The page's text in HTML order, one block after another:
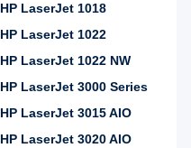
HP LaserJet 1018
HP LaserJet 1022
HP LaserJet 1022 NW
HP LaserJet 3000 Series
HP LaserJet 3015 AIO
HP LaserJet 3020 AIO